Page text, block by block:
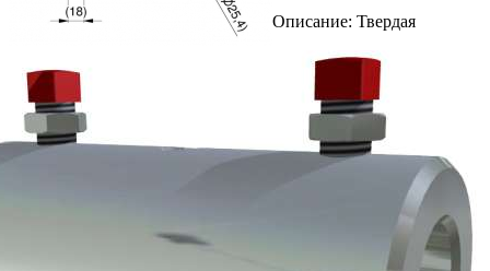
Описание: Твердая